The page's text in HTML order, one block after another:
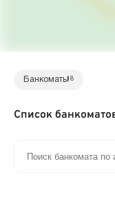
Банкоматы18
Список